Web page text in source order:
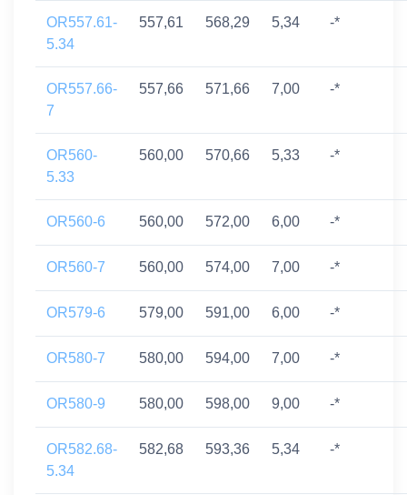
OR557.61-
5.34
557,61 568,29 5,34 -*
OR557.66-
7
557,66 571,66 7,00 -*
OR560-
5.33
560,00 570,66 5,33 -*
OR560-6 560,00 572,00 6,00 -*
OR560-7 560,00 574,00 7,00 -*
OR579-6 579,00 591,00 6,00 -*
OR580-7 580,00 594,00 7,00 -*
OR580-9 580,00 598,00 9,00 -*
OR582.68-
5.34
582,68 593,36 5,34 -*